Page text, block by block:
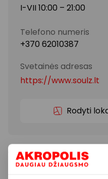
I-VII 10:00 – 21:00
Telefono numeris
+370 62010387
Svetainės adresas
https://www.soulz.lt
Rodyti
„Tommy Hilfiger“ siekia
klasiką bei energingą